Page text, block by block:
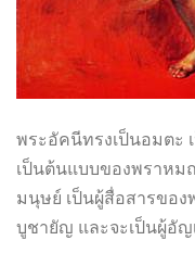
พระอัคนีทรงเป็นอมตะ
เป็นต้นแบบของพราหม
มนุษย์ เป็นผู้สื่อสารของ
บูชายัญ และจะเป็นผู้อั